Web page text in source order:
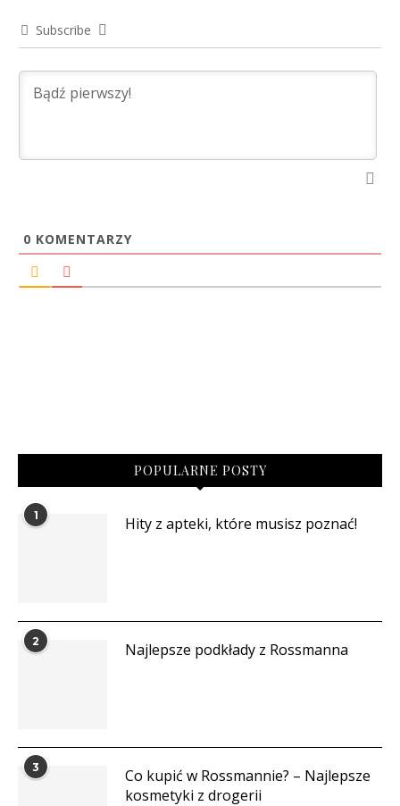
Subscribe
0 KOMENTARZY
POPULARNE POSTY
1 Hity z apteki, które musisz poznać!
2 Najlepsze podkłady z Rossmanna
3
Co kupić w Rossmannie? – Najlepsze
kosmetyki z drogerii